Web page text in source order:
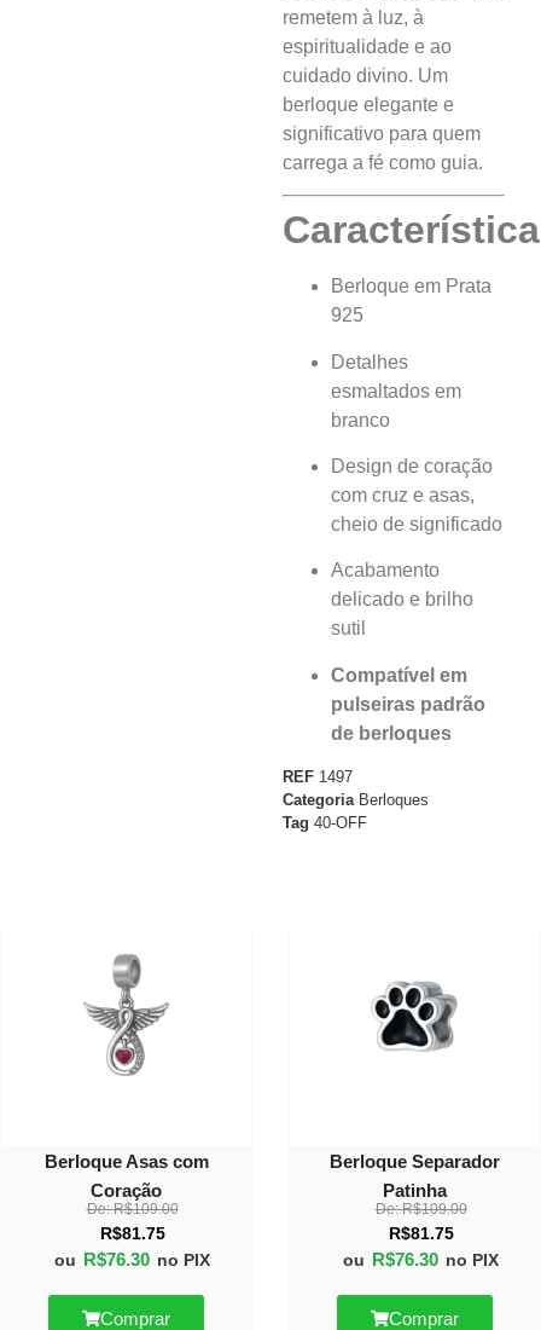
remetem à luz, à
espiritualidade e ao
cuidado divino. Um
berloque elegante e
significativo para quem
carrega a fé como guia.
Berloque em Prata
925
Detalhes
esmaltados em
branco
Design de coração
com cruz e asas,
cheio de significado
Acabamento
delicado e brilho
sutil
Compatível em
pulseiras padrão
de berloques
REF 1497
Categoria Berloques
Tag 40-OFF
Berloque Asas com
Coração
De:R$109.00
R$81.75
ou R$76.30 no PIX
Comprar
Berloque Separador
Patinha
De:R$109.00
R$81.75
ou R$76.30 no PIX
Comprar